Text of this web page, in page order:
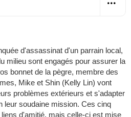
d'assassinat d'un parrain local,
milieu sont engagés pour assurer la
bonnet de la pègre, membre des
Mike et Shin (Kelly Lin) vont
problèmes extérieurs et s'adapter
leur soudaine mission. Ces cinq
d'amitié, mais celle-ci est mise